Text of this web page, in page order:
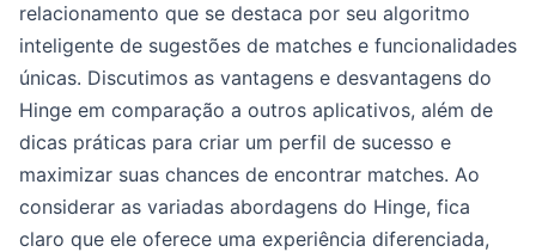
relacionamento que se destaca por seu algoritmo
inteligente de sugestões de matches e funcionalidades
únicas. Discutimos as vantagens e desvantagens do
Hinge em comparação a outros aplicativos, além de
dicas práticas para criar um perfil de sucesso e
maximizar suas chances de encontrar matches. Ao
considerar as variadas abordagens do Hinge, fica
claro que ele oferece uma experiência diferenciada,